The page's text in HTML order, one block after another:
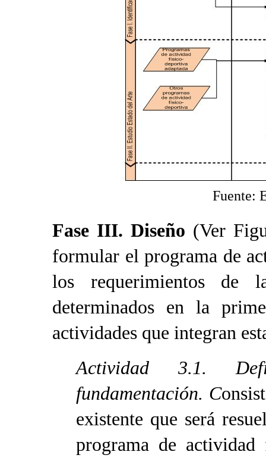
Fuente:
Fase III. Diseño (Ver
formular el programa de
los requerimientos de
determinados en la
actividades que integran
Actividad 3.1.
fundamentación. C
existente que será
programa de actividad